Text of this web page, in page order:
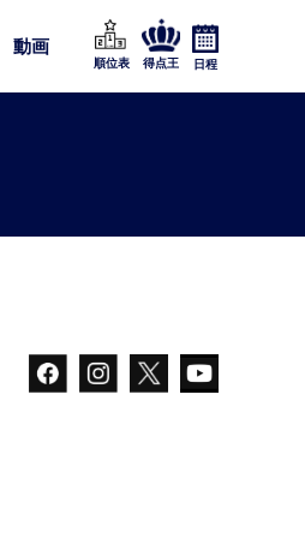
動画
順位表 得点王 日程